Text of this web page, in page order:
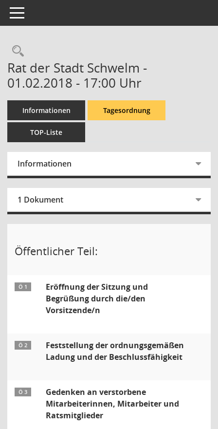
Toggle navigation
Rechercheauswahl
Rat der Stadt Schwelm -
01.02.2018 - 17:00 Uhr
Informationen Tagesordnung
TOP-Liste
Informationen
1 Dokument
Öffentlicher Teil:
Ö 1
Eröffnung der Sitzung und
Begrüßung durch die/den
Vorsitzende/n
Ö 2
Feststellung der ordnungsgemäßen
Ladung und der Beschlussfähigkeit
Ö 3
Gedenken an verstorbene
Mitarbeiterinnen, Mitarbeiter und
Ratsmitglieder